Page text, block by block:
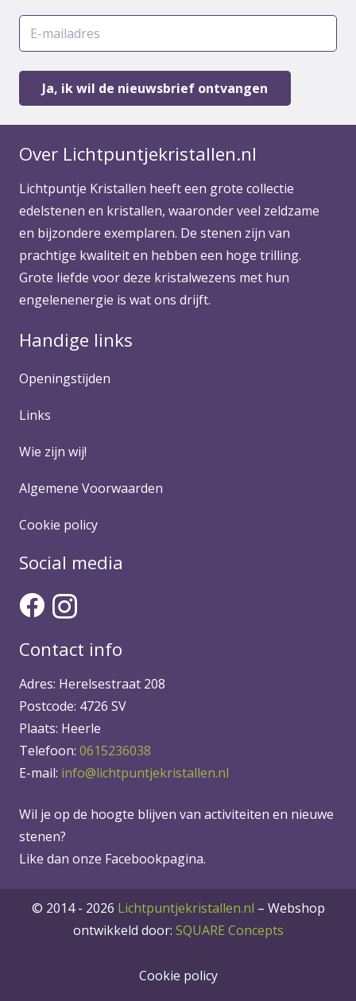
Over Lichtpuntjekristallen.nl
Lichtpuntje Kristallen heeft een grote collectie
edelstenen en kristallen, waaronder veel zeldzame
en bijzondere exemplaren. De stenen zijn van
prachtige kwaliteit en hebben een hoge trilling.
Grote liefde voor deze kristalwezens met hun
engelenenergie is wat ons drijft.
Handige links
Openingstijden
Links
Wie zijn wij!
Algemene Voorwaarden
Cookie policy
Social media
Contact info
Adres: Herelsestraat 208
Postcode: 4726 SV
Plaats: Heerle
Telefoon: 0615236038
E-mail: info@lichtpuntjekristallen.nl
Wil je op de hoogte blijven van activiteiten en nieuwe
stenen?
Like dan onze Facebookpagina.
© 2014 - 2026 Lichtpuntjekristallen.nl – Webshop
ontwikkeld door: SQUARE Concepts
Cookie policy